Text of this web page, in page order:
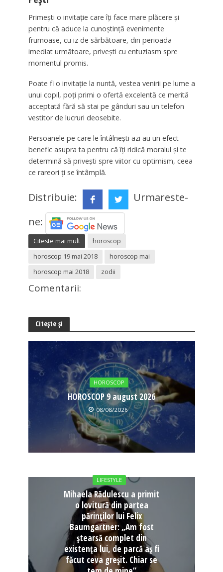
Primeşti o invitaţie care îţi face mare plăcere şi
pentru că aduce la cunoştinţă evenimente
frumoase, cu iz de sărbătoare, din perioada
imediat următoare, priveşti cu entuziasm spre
momentul promis.
Poate fi o invitaţie la nuntă, vestea venirii pe lume a
unui copil, poţi primi o ofertă excelentă ce merită
acceptată fără să stai pe gânduri sau un telefon
vestitor de lucruri deosebite.
Persoanele pe care le întâlneşti azi au un efect
benefic asupra ta pentru că îţi ridică moralul şi te
determină să priveşti spre viitor cu optimism, ceea
ce rareori ţi se întâmplă.
Distribuie:
Urmareste-
ne:
Citeste mai mult
horoscop
horoscop 19 mai 2018
horoscop mai
horoscop mai 2018
zodii
Comentarii:
Citește și
HOROSCOP
HOROSCOP 9 august 2026
08/08/2026
LIFESTYLE
Mihaela Rădulescu a primit
o lovitură din partea
părinților lui Felix
Baumgartner: „Am fost
ștearsă complet din
existența lui, de parcă aș fi
făcut ceva greșit. Chiar se